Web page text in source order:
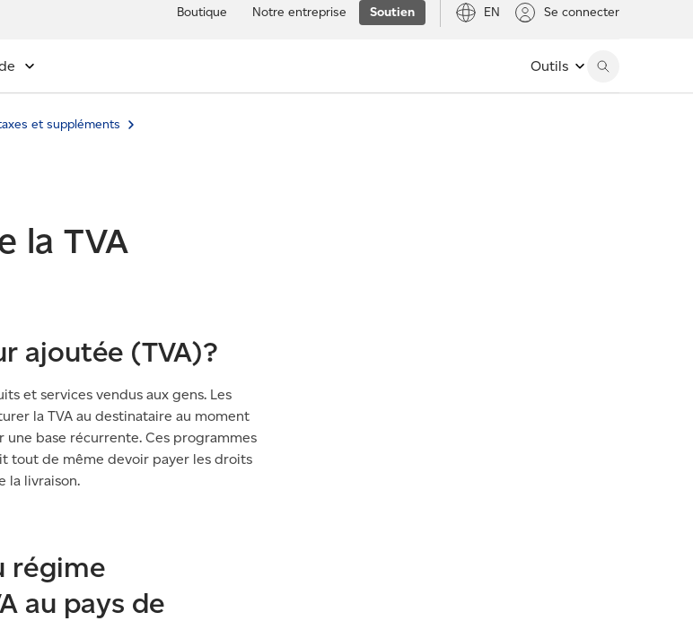
Boutique Notre entreprise Soutien EN Se connecter
Outils
et suppléments
la TVA
ajoutée (TVA)?
et services vendus aux gens. Les
la TVA au destinataire au moment
base récurrente. Ces programmes
tout de même devoir payer les droits
la livraison.
régime
au pays de